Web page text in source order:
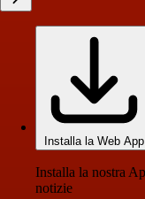
Installa la Web App
Installa la nostra
notizie